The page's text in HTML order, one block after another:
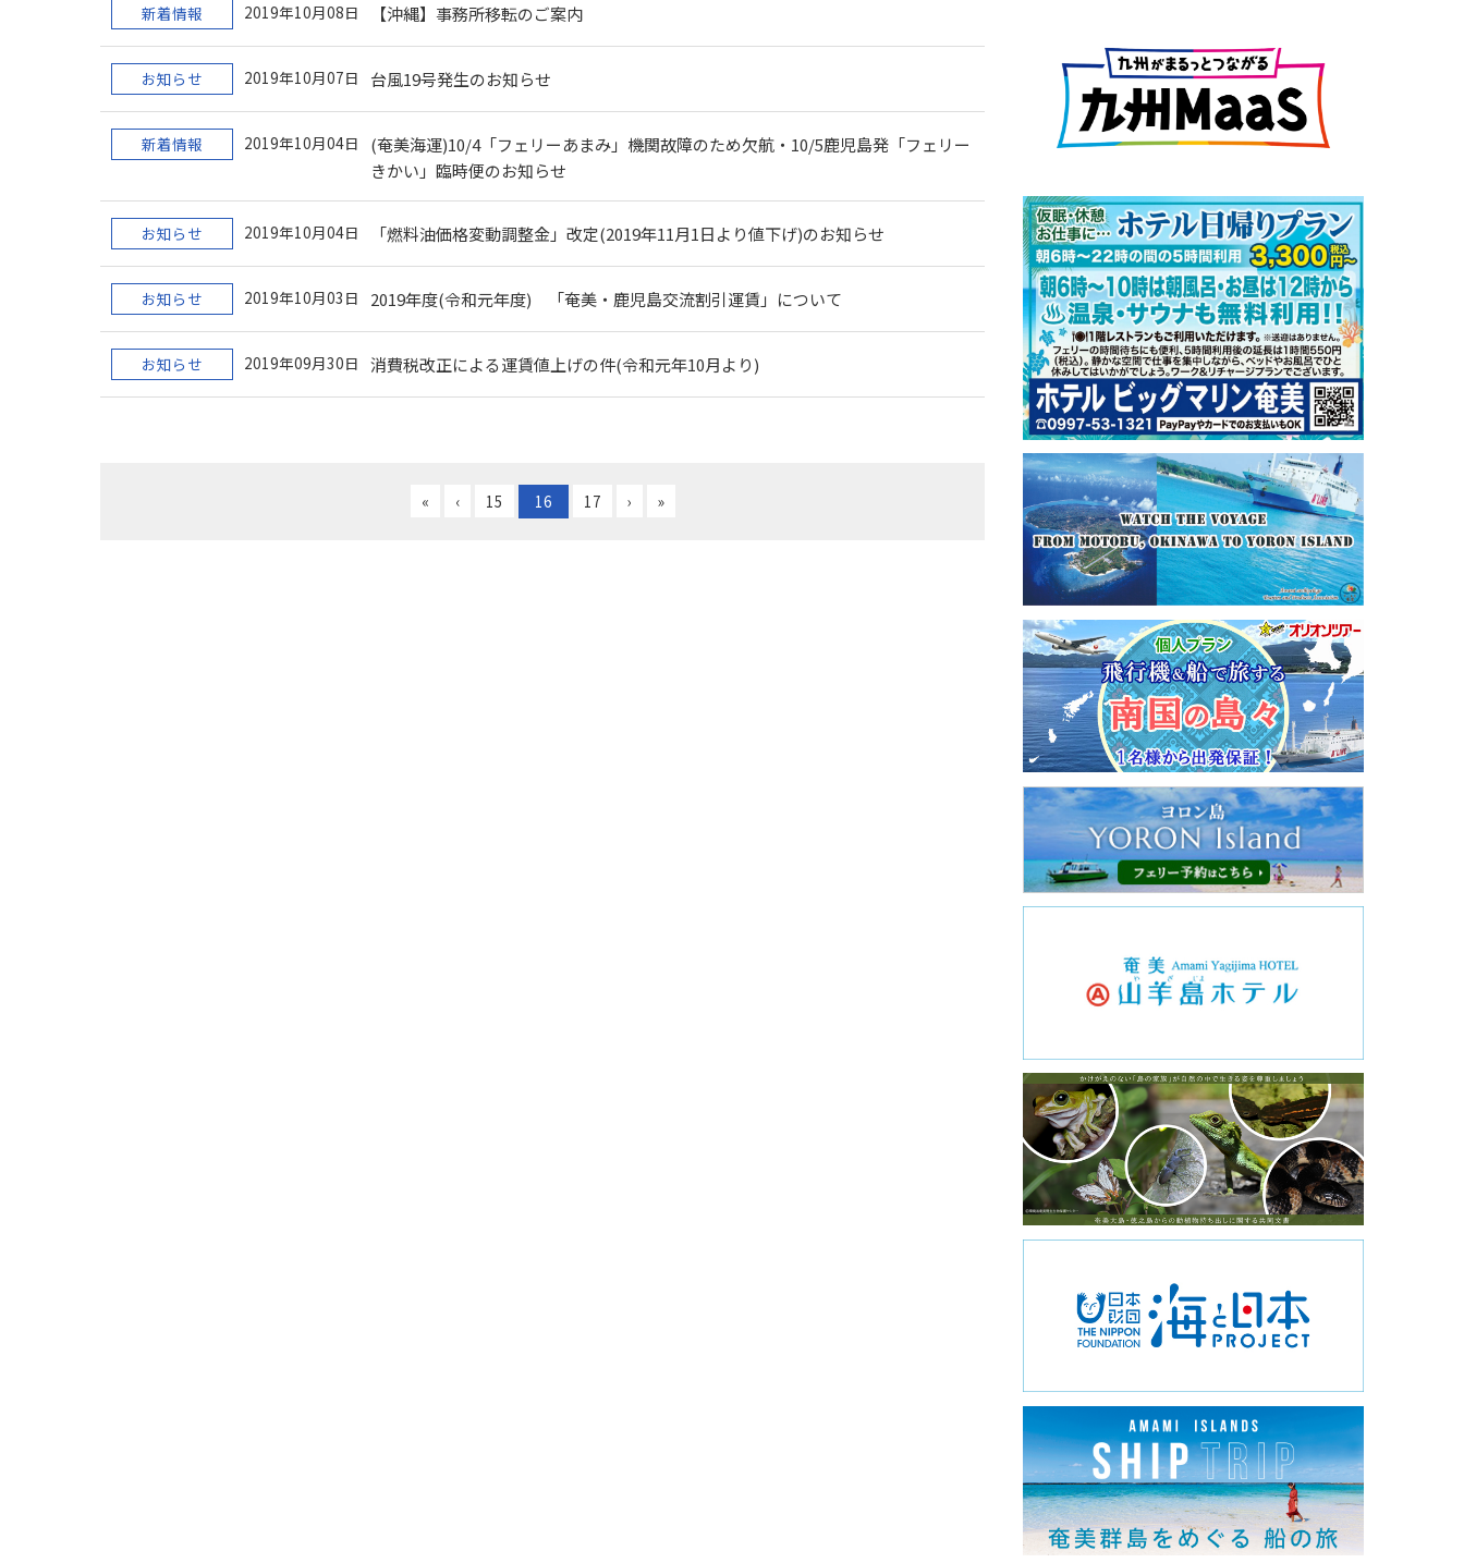
新着情報 2019年10月08日 【沖縄】事務所移転のご案内
お知らせ 2019年10月07日 台風19号発生のお知らせ
新着情報 2019年10月04日
(奄美海運)10/4「フェリーあまみ」機関故障のため欠航・10/5鹿児島発「フェリー
きかい」臨時便のお知らせ
お知らせ 2019年10月04日 「燃料油価格変動調整金」改定(2019年11月1日より値下げ)のお知らせ
お知らせ 2019年10月03日 2019年度(令和元年度) 「奄美・鹿児島交流割引運賃」について
お知らせ 2019年09月30日 消費税改正による運賃値上げの件(令和元年10月より)
« ‹ 15 16 17 › »